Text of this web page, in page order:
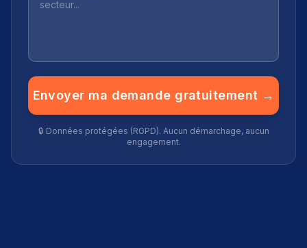
Envoyer ma demande gratuitement →
🔒 Données protégées (RGPD). Aucun démarchage, aucun
engagement.